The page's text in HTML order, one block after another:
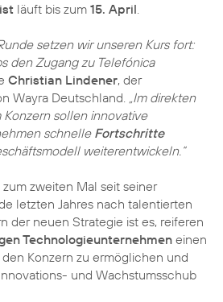
läuft bis zum 15. April.
setzen wir unseren Kurs fort:
den Zugang zu Telefónica
Christian Lindener, der
Wayra Deutschland. „Im direkten
sollen innovative
schnelle Fortschritte
weiterentwickeln.“
zweiten Mal seit seiner
letzten Jahres nach talentierten
der neuen Strategie ist es, reiferen
Technologieunternehmeneinen
Konzern zu ermöglichen und
und Wachstumsschub